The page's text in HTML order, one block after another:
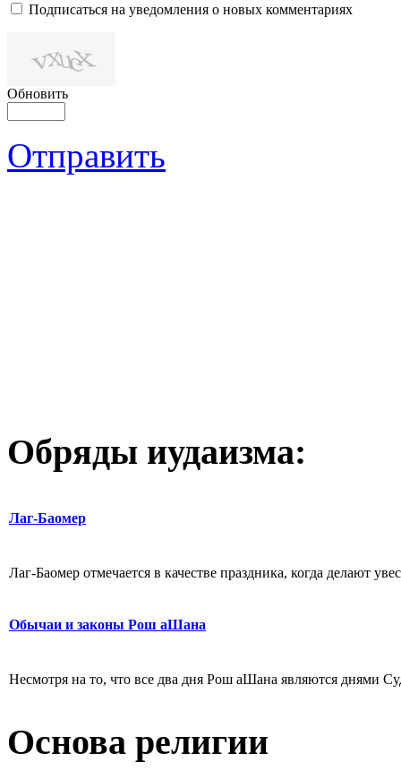
Подписаться на уведомления о новых комментариях
Обновить
Отправить
Обряды иудаизма:
Лаг-Баомер
Лаг-Баомер отмечается в качестве праздника, когда делают
Обычаи и законы Рош аШана
Несмотря на то, что все два дня Рош аШана являются днями
Основа религии